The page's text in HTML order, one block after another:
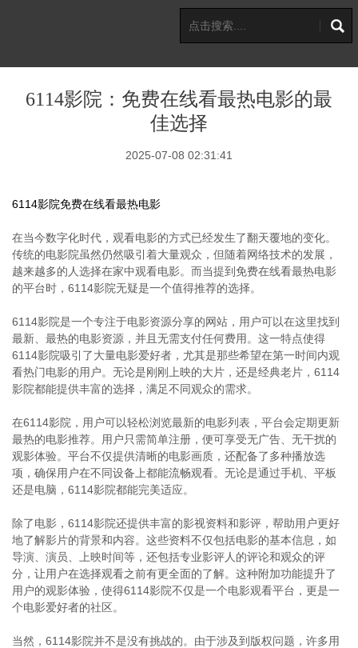
6114影院：免费在线看最热电影的最
佳选择
2025-07-08 02:31:41
6114影院免费在线看最热电影
在当今数字化时代，观看电影的方式已经发生了翻天覆地的变化。
传统的电影院虽然仍然吸引着大量观众，但随着网络技术的发展，
越来越多的人选择在家中观看电影。而当提到免费在线看最热电影
的平台时，6114影院无疑是一个值得推荐的选择。
6114影院是一个专注于电影资源分享的网站，用户可以在这里找到
最新、最热的电影资源，并且无需支付任何费用。这一特点使得
6114影院吸引了大量电影爱好者，尤其是那些希望在第一时间内观
看热门电影的用户。无论是刚刚上映的大片，还是经典老片，6114
影院都能提供丰富的选择，满足不同观众的需求。
在6114影院，用户可以轻松浏览最新的电影列表，平台会定期更新
最热的电影推荐。用户只需简单注册，便可享受无广告、无干扰的
观影体验。平台不仅提供清晰的电影画质，还配备了多种播放选
项，确保用户在不同设备上都能流畅观看。无论是通过手机、平板
还是电脑，6114影院都能完美适应。
除了电影，6114影院还提供丰富的影视资料和影评，帮助用户更好
地了解影片的背景和内容。这些资料不仅包括电影的基本信息，如
导演、演员、上映时间等，还包括专业影评人的评论和观众的评
分，让用户在选择观看之前有更全面的了解。这种附加功能提升了
用户的观影体验，使得6114影院不仅是一个电影观看平台，更是一
个电影爱好者的社区。
当然，6114影院并不是没有挑战的。由于涉及到版权问题，许多用